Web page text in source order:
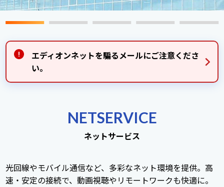
エディオンネットを騙るメールにご注意くださ
い。
NETSERVICE
ネットサービス
光回線やモバイル通信など、多彩なネット環境を提供。高
速・安定の接続で、動画視聴やリモートワークも快適に。